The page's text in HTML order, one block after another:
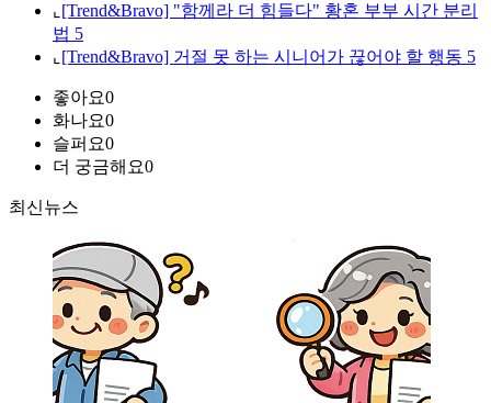
⌞ [Trend&Bravo] "함께라 더 힘들다" 황혼 부부 시간 분리
법 5
⌞ [Trend&Bravo] 거절 못 하는 시니어가 끊어야 할 행동 5
좋아요0
화나요0
슬퍼요0
더 궁금해요0
최신뉴스